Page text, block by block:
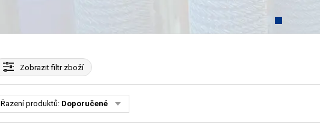
Zobrazitfiltr zboží
Řazení produktů: Doporučené